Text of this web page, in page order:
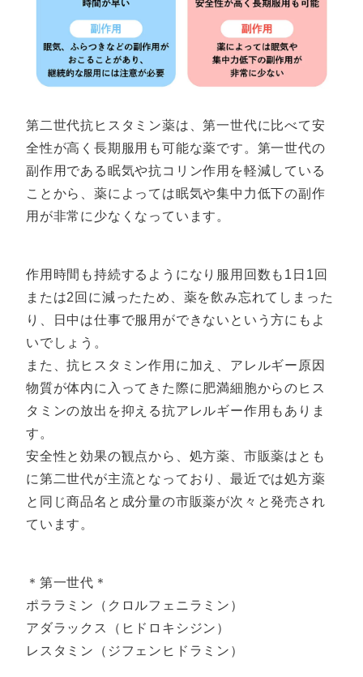
第二世代抗ヒスタミン薬は、第一世代に比べて安
全性が高く長期服用も可能な薬です。第一世代の
副作用である眠気や抗コリン作用を軽減している
ことから、薬によっては眠気や集中力低下の副作
用が非常に少なくなっています。
作用時間も持続するようになり服用回数も1日1回
または2回に減ったため、薬を飲み忘れてしまった
り、日中は仕事で服用ができないという方にもよ
いでしょう。
また、抗ヒスタミン作用に加え、アレルギー原因
物質が体内に入ってきた際に肥満細胞からのヒス
タミンの放出を抑える抗アレルギー作用もありま
す。
安全性と効果の観点から、処方薬、市販薬はとも
に第二世代が主流となっており、最近では処方薬
と同じ商品名と成分量の市販薬が次々と発売され
ています。
＊第一世代＊
ポララミン（クロルフェニラミン）
アダラックス（ヒドロキシジン）
レスタミン（ジフェンヒドラミン）